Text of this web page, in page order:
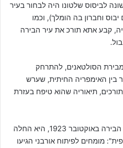
לביסוס שלטונו היה לבחור בעיר
וחברון בה הומלך), וכמו
קבע אתא תורכ את עיר הבירה
הסולטאנים, להתרחק
בין האימפריה החיתית, שערש
תיאוריה שהוא טיפח בעזרת
מרגע שהוכרז על אנקרה כעיר הבירה באוקטובר 1923, היא החלה
מומחים לפיתוח אורבני הגיעו